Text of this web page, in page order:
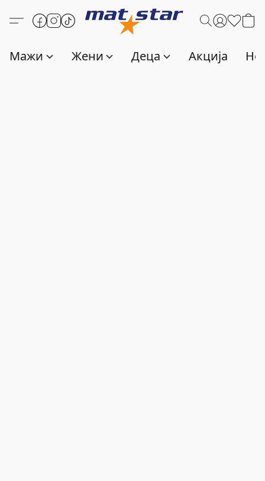
Мажи Жени Деца Акција